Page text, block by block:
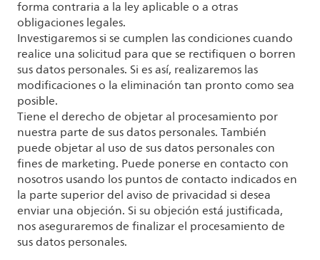
forma contraria a la ley aplicable o a otras
obligaciones legales.
Investigaremos si se cumplen las condiciones cuando
realice una solicitud para que se rectifiquen o borren
sus datos personales. Si es así, realizaremos las
modificaciones o la eliminación tan pronto como sea
posible.
Tiene el derecho de objetar al procesamiento por
nuestra parte de sus datos personales. También
puede objetar al uso de sus datos personales con
fines de marketing. Puede ponerse en contacto con
nosotros usando los puntos de contacto indicados en
la parte superior del aviso de privacidad si desea
enviar una objeción. Si su objeción está justificada,
nos aseguraremos de finalizar el procesamiento de
sus datos personales.